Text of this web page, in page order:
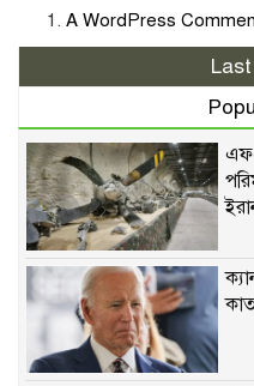
A WordPress
এফ-